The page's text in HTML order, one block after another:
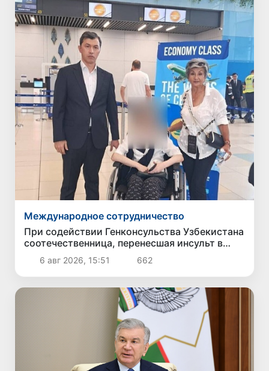
Международное сотрудничество
При содействии Генконсульства Узбекистана
соотечественница, перенесшая инсульт в
Алматы, вернулась на родину
6 авг 2026, 15:51 662